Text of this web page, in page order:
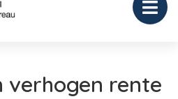
verhogen rente